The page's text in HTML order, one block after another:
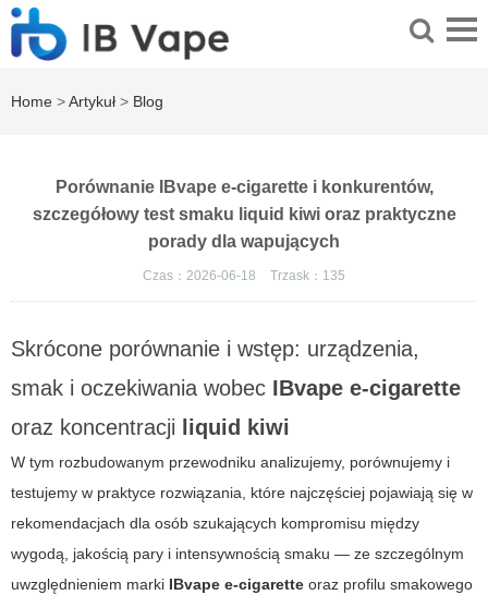
Home >Artykuł > Blog
Porównanie IBvape e-cigarette i konkurentów,
szczegółowy test smaku liquid kiwi oraz praktyczne
porady dla wapujących
Czas：2026-06-18 Trzask： 135
Skrócone porównanie i wstęp: urządzenia,
smak i oczekiwania wobec IBvape e-cigarette
oraz koncentracji
liquid kiwi
W tym rozbudowanym przewodniku analizujemy, porównujemy i
testujemy w praktyce rozwiązania, które najczęściej pojawiają się w
rekomendacjach dla osób szukających kompromisu między
wygodą, jakością pary i intensywnością smaku — ze szczególnym
uwzględnieniem marki IBvape e-cigarette oraz profilu smakowego